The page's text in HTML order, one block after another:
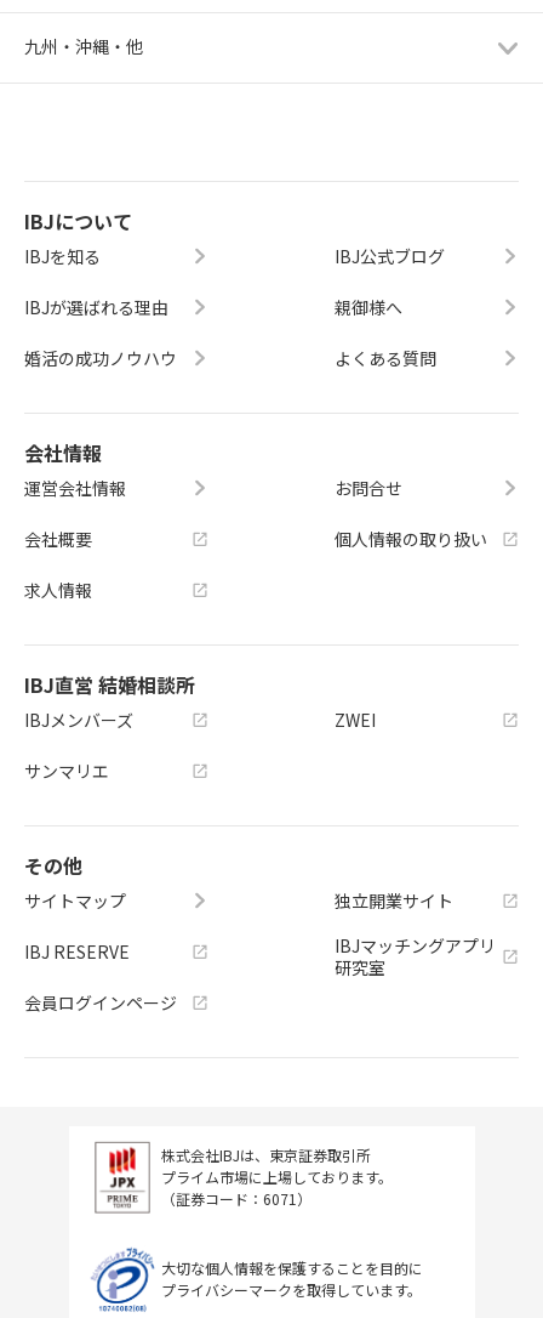
九州・沖縄・他
IBJについて
IBJを知る
IBJが選ばれる理由
婚活の成功ノウハウ
IBJ公式ブログ
親御様へ
よくある質問
会社情報
運営会社情報
会社概要
求人情報
お問合せ
個人情報の取り扱い
IBJ直営 結婚相談所
IBJメンバーズ
サンマリエ
ZWEI
その他
サイトマップ
IBJ RESERVE
会員ログインページ
独立開業サイト
IBJマッチングアプリ
研究室
株式会社IBJは、東京証券取引所
プライム市場に上場しております。
（証券コード：6071）
大切な個人情報を保護することを目的に
プライバシーマークを取得しています。